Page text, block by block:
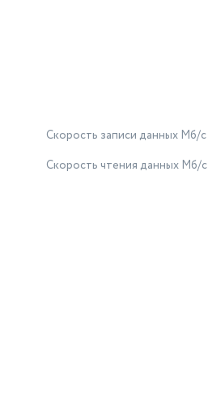
Скорость записи данных Мб/с
Скорость чтения данных Мб/с